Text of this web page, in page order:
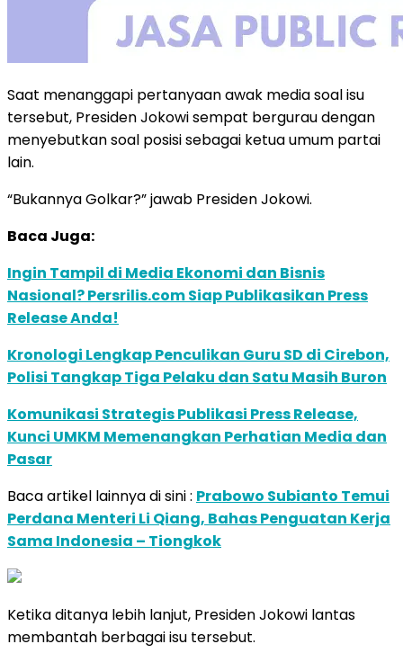
Saat menanggapi pertanyaan awak media soal isu
tersebut, Presiden Jokowi sempat bergurau dengan
menyebutkan soal posisi sebagai ketua umum partai
lain.
“Bukannya Golkar?” jawab Presiden Jokowi.
Baca Juga:
Ingin Tampil di Media Ekonomi dan Bisnis
Nasional? Persrilis.com Siap Publikasikan Press
Release Anda!
Kronologi Lengkap Penculikan Guru SD di Cirebon,
Polisi Tangkap Tiga Pelaku dan Satu Masih Buron
Komunikasi Strategis Publikasi Press Release,
Kunci UMKM Memenangkan Perhatian Media dan
Pasar
Baca artikel lainnya di sini : Prabowo Subianto Temui
Perdana Menteri Li Qiang, Bahas Penguatan Kerja
Sama Indonesia – Tiongkok
Ketika ditanya lebih lanjut, Presiden Jokowi lantas
membantah berbagai isu tersebut.